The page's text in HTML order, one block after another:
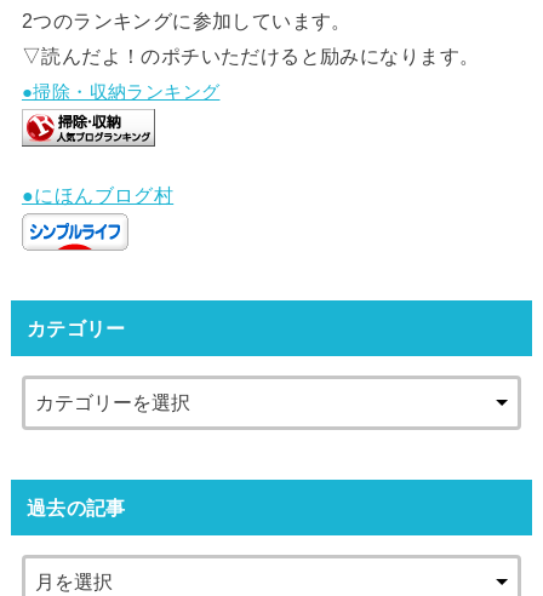
2つのランキングに参加しています。
▽読んだよ！のポチいただけると励みになります。
●掃除・収納ランキング
●にほんブログ村
カテゴリー
過去の記事